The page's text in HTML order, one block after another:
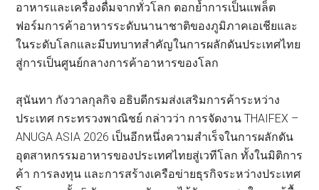
อาหารและเครื่องดื่มจากทั่วโลก ตอกย้ำการเป็นแพล็ต
ฟอร์มการค้าอาหารระดับนานาชาติของภูมิภาคเอเชียและ
ในระดับโลกและมีบทบาทสำคัญในการผลักดันประเทศไทย
สู่การเป็นศูนย์กลางการค้าอาหารของโลก
สุนันทา กังวาลกุลกิจ อธิบดีกรมส่งเสริมการค้าระหว่าง
ประเทศ กระทรวงพาณิชย์ กล่าวว่า การจัดงาน THAIFEX –
ANUGA ASIA 2026 เป็นอีกหนึ่งความสำเร็จในการผลักดัน
อุตสาหกรรมอาหารของประเทศไทยสู่เวทีโลก ทั้งในมิติการ
ค้า การลงทุน และการสร้างเครือข่ายธุรกิจระหว่างประเทศ